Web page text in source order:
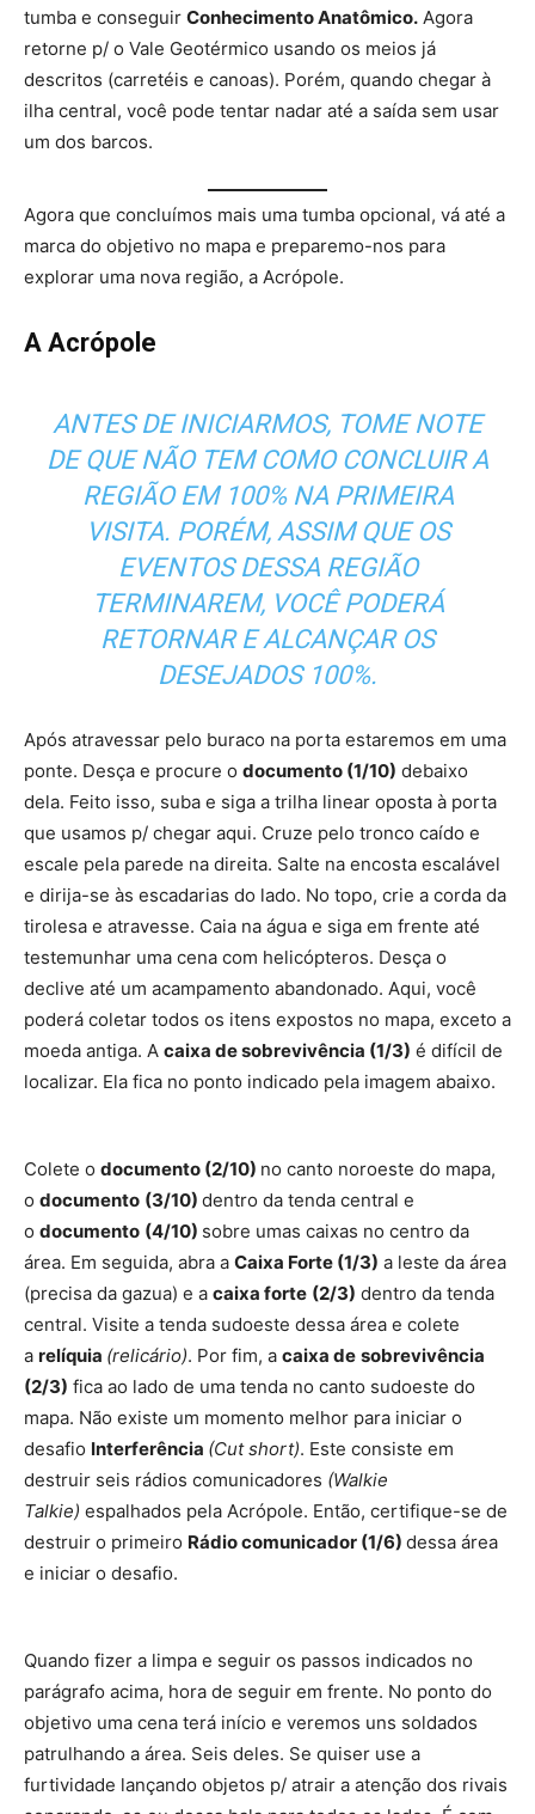
tumba e conseguir Conhecimento Anatômico. Agora
retorne p/ o Vale Geotérmico usando os meios já
descritos (carretéis e canoas). Porém, quando chegar à
ilha central, você pode tentar nadar até a saída sem usar
um dos barcos.
Agora que concluímos mais uma tumba opcional, vá até a
marca do objetivo no mapa e preparemo-nos para
explorar uma nova região, a Acrópole.
A Acrópole
ANTES DE INICIARMOS, TOME NOTE
DE QUE NÃO TEM COMO CONCLUIR A
REGIÃO EM 100% NA PRIMEIRA
VISITA. PORÉM, ASSIM QUE OS
EVENTOS DESSA REGIÃO
TERMINAREM, VOCÊ PODERÁ
RETORNAR E ALCANÇAR OS
DESEJADOS 100%.
Após atravessar pelo buraco na porta estaremos em uma
ponte. Desça e procure o documento (1/10) debaixo
dela. Feito isso, suba e siga a trilha linear oposta à porta
que usamos p/ chegar aqui. Cruze pelo tronco caído e
escale pela parede na direita. Salte na encosta escalável
e dirija-se às escadarias do lado. No topo, crie a corda da
tirolesa e atravesse. Caia na água e siga em frente até
testemunhar uma cena com helicópteros. Desça o
declive até um acampamento abandonado. Aqui, você
poderá coletar todos os itens expostos no mapa, exceto a
moeda antiga. A caixa de sobrevivência (1/3) é difícil de
localizar. Ela fica no ponto indicado pela imagem abaixo.
Colete o documento (2/10) no canto noroeste do mapa,
o documento (3/10) dentro da tenda central e
o documento (4/10) sobre umas caixas no centro da
área. Em seguida, abra a Caixa Forte (1/3) a leste da área
(precisa da gazua) e a caixa forte (2/3) dentro da tenda
central. Visite a tenda sudoeste dessa área e colete
a relíquia (relicário). Por fim, a caixa de sobrevivência
(2/3) fica ao lado de uma tenda no canto sudoeste do
mapa. Não existe um momento melhor para iniciar o
desafio Interferência (Cut short). Este consiste em
destruir seis rádios comunicadores (Walkie
Talkie) espalhados pela Acrópole. Então, certifique-se de
destruir o primeiro Rádio comunicador (1/6) dessa área
e iniciar o desafio.
Quando fizer a limpa e seguir os passos indicados no
parágrafo acima, hora de seguir em frente. No ponto do
objetivo uma cena terá início e veremos uns soldados
patrulhando a área. Seis deles. Se quiser use a
furtividade lançando objetos p/ atrair a atenção dos rivais